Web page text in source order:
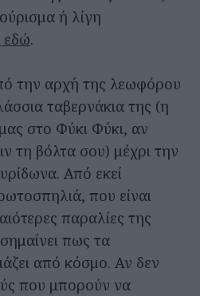
ή λίγη
εδώ.
την αρχή της λεωφόρου
ταβερνάκια της (η
στο Φύκι Φύκι, αν
τη βόλτα σου) μέχρι την
Από εκεί
που είναι
παραλίες της
πως τα
από κόσμο. Αν δεν
που μπορούν να